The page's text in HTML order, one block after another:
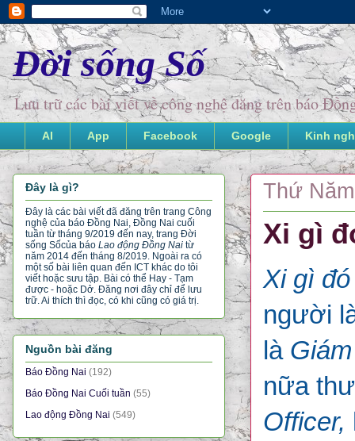
Đời sống Số
Lưu trữ các bài viết về công nghệ đăng trên báo
AI App Facebook Google Kinh
Thứ
Xi gì
Xi gì
người
là
nữa
Officer,
Đây là gì?
Đây là các bài viết đã đăng trên trang Công
nghệ của báo Đồng Nai, Đồng Nai cuối
tuần từ tháng 9/2019 đến nay, trang Đời
sống Sốcủa báo Lao động Đồng Nai từ
năm 2014 đến tháng 8/2019. Ngoài ra có
một số bài liên quan đến ICT khác do tôi
viết hoặc sưu tập. Bài có thể Hay - Tạm
được - hoặc Dở. Đăng nơi đây chỉ để lưu
trữ. Ai thích thì đọc, có khi cũng có giá trị.
Nguồn bài đăng
Báo Đồng Nai (192)
Báo Đồng Nai Cuối tuần (55)
Lao động Đồng Nai (549)